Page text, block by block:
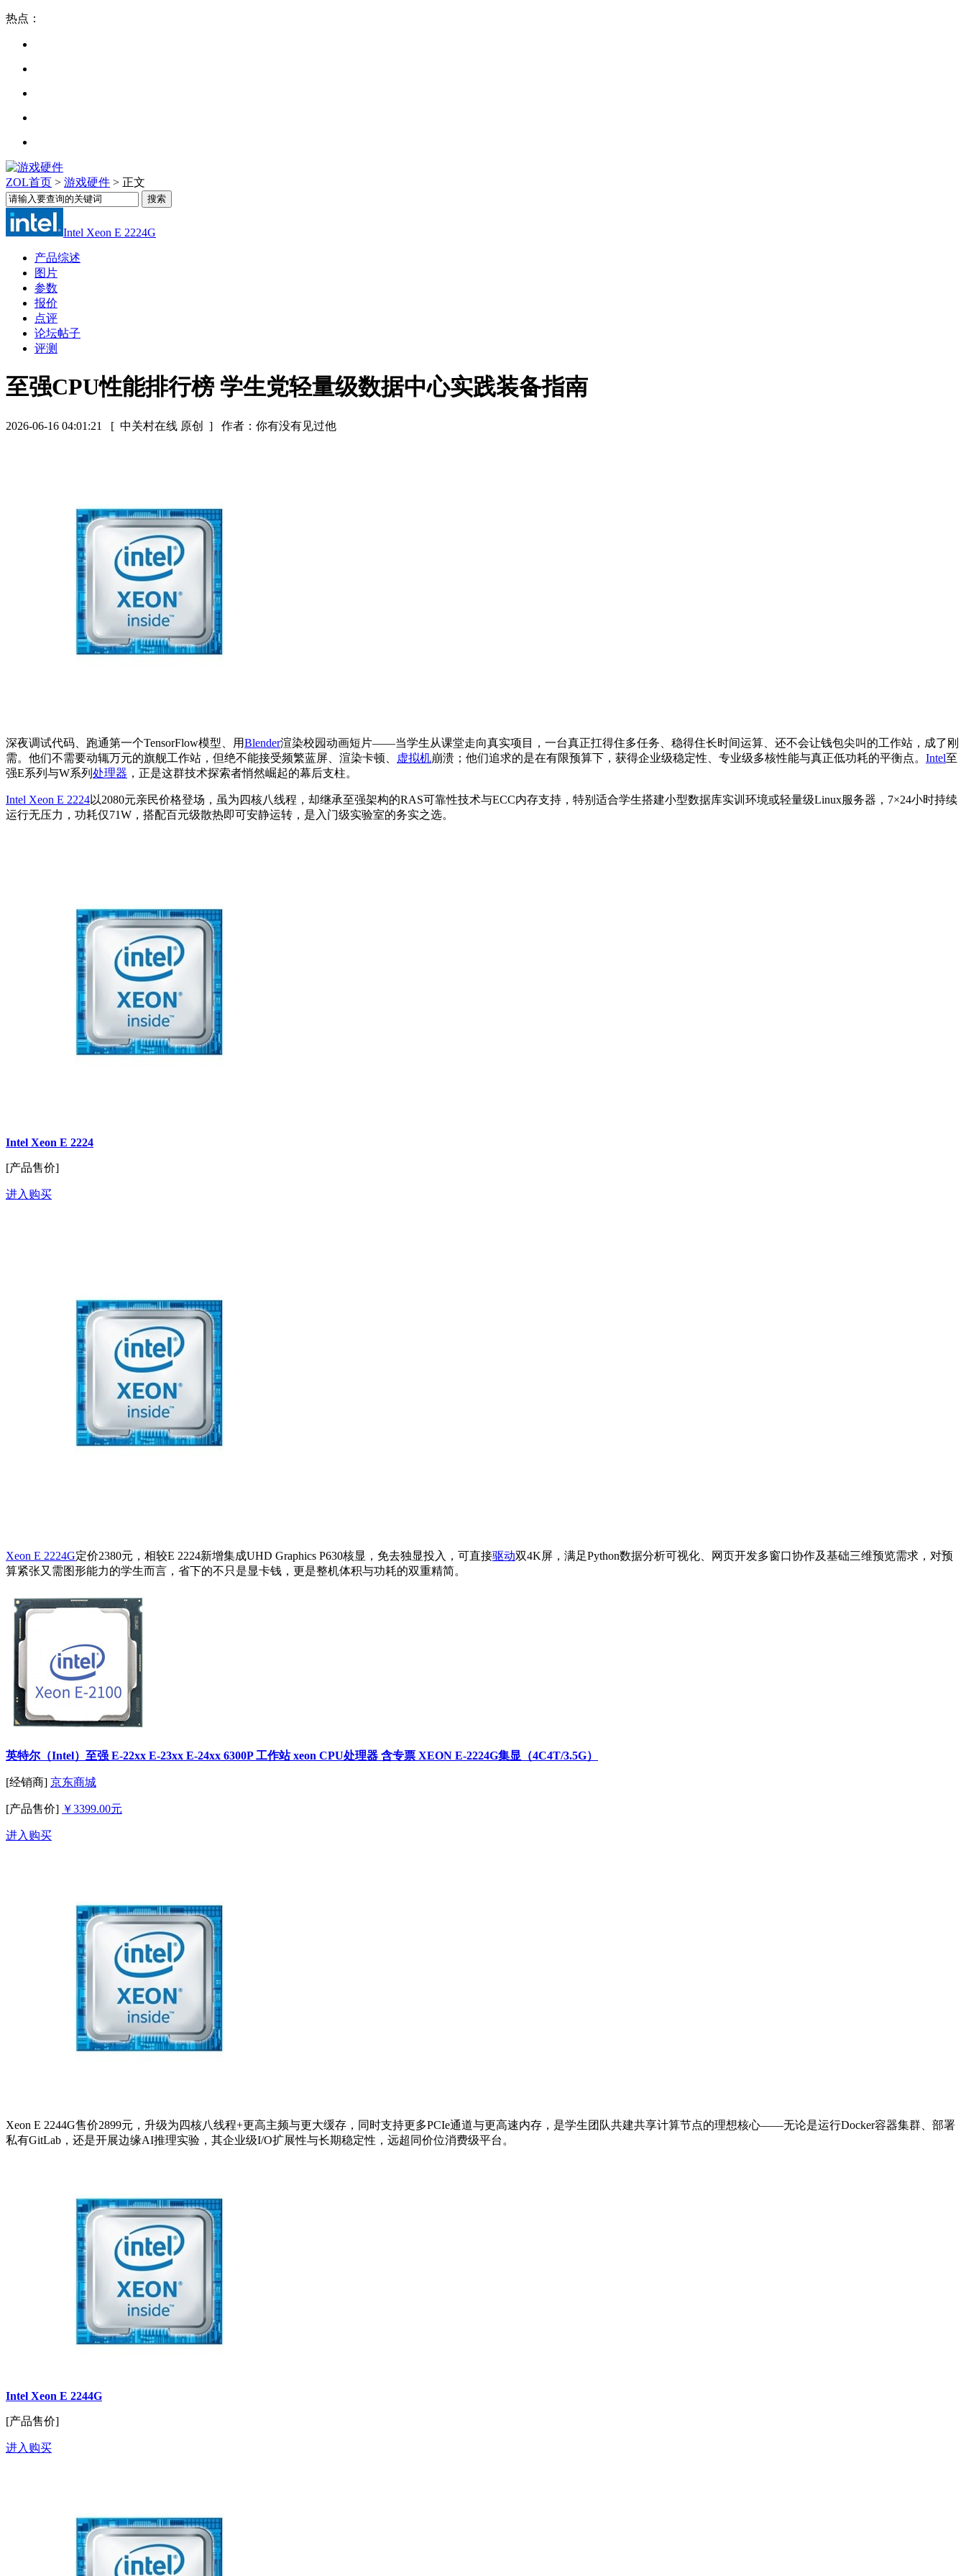
热点：
ZOL首页 > 游戏硬件 > 正文
Intel Xeon E 2224G
产品综述
图片
参数
报价
点评
论坛帖子
评测
至强CPU性能排行榜 学生党轻量级数据中心实践装备指南
2026-06-16 04:01:21 [ 中关村在线 原创 ] 作者：你有没有见过他
深夜调试代码、跑通第一个TensorFlow模型、用Blender渲染校园动画短片——当学生从课堂走向真实项目，一台真正扛得住多任务、稳得住长时间运算、还不会让钱包尖叫的工作站，成了刚
需。他们不需要动辄万元的旗舰工作站，但绝不能接受频繁蓝屏、渲染卡顿、
虚拟机崩溃；他们追求的是在有限预算下，获得企业级稳定性、专业级多核性能与真正低功耗的平衡点。 Intel至
强E系列与W系列 处理器 ，正是这群技术探索者悄然崛起的幕后支柱。
Intel Xeon E 2224以2080元亲民价格登场，虽为四核八线程，却继承至强架构的RAS可靠性技术与ECC内存支持，特别适合学生搭建小型数据库实训环境或轻量级Linux服务器，7×24小时持续
运行无压力，功耗仅71W，搭配百元级散热即可安静运转，是入门级实验室的务实之选。
Intel Xeon E 2224
[产品售价]
进入购买
Xeon E 2224G定价2380元，相较E 2224新增集成UHD Graphics P630核显，免去独显投入，可直接驱动双4K屏，满足Python数据分析可视化、网页开发多窗口协作及基础三维预览需求，对预
算紧张又需图形能力的学生而言，省下的不只是显卡钱，更是整机体积与功耗的双重精简。
英特尔（Intel）至强 E-22xx E-23xx E-24xx 6300P 工作站 xeon CPU处理器 含专票 XEON E-2224G集显（4C4T/3.5G）
[经销商] 京东商城
[产品售价] ￥3399.00元
进入购买
Xeon E 2244G售价2899元，升级为四核八线程+更高主频与更大缓存，同时支持更多PCIe通道与更高速内存，是学生团队共建共享计算节点的理想核心——无论是运行Docker容器集群、部署
私有GitLab，还是开展边缘AI推理实验，其企业级I/O扩展性与长期稳定性，远超同价位消费级平台。
Intel Xeon E 2244G
[产品售价]
进入购买